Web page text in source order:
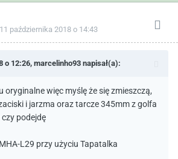
11 października 2018 o 14:43
o 12:26, marcelinho93 napisał(a):
oryginalne więc myślę że się zmieszczą,
i jarzma oraz tarcze 345mm z golfa
podejdę
L29 przy użyciu Tapatalka